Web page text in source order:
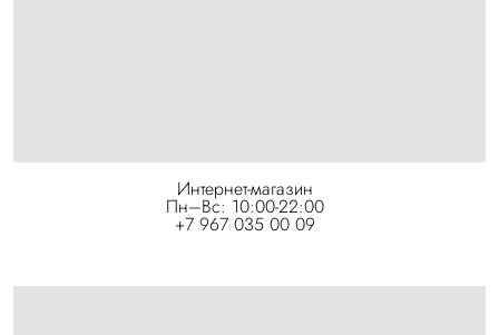
Интернет-магазин
Пн–Вс: 10:00-22:00
+7 967 035 00 09